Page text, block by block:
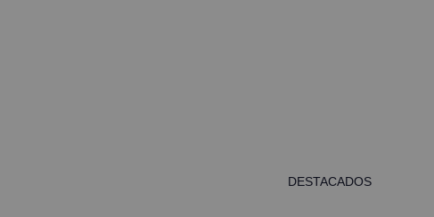
DESTACADOS